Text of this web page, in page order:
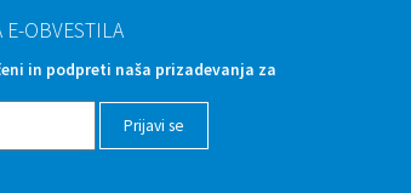
E-OBVESTILA
in podpreti naša prizadevanja za